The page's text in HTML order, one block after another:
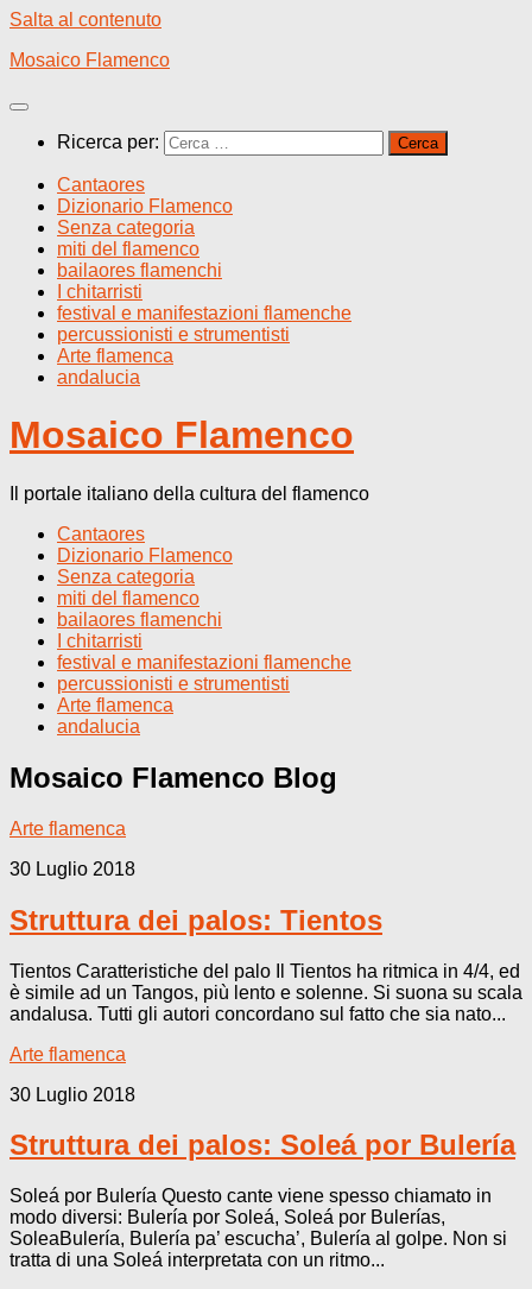
Salta al contenuto
Mosaico Flamenco
Ricerca per:
Cantaores
Dizionario Flamenco
Senza categoria
miti del flamenco
bailaores flamenchi
I chitarristi
festival e manifestazioni flamenche
percussionisti e strumentisti
Arte flamenca
andalucia
Mosaico Flamenco
Il portale italiano della cultura del flamenco
Cantaores
Dizionario Flamenco
Senza categoria
miti del flamenco
bailaores flamenchi
I chitarristi
festival e manifestazioni flamenche
percussionisti e strumentisti
Arte flamenca
andalucia
Mosaico Flamenco Blog
Arte flamenca
30 Luglio 2018
Struttura dei palos: Tientos
Tientos Caratteristiche del palo Il Tientos ha ritmica in 4/4, ed
è simile ad un Tangos, più lento e solenne. Si suona su scala
andalusa. Tutti gli autori concordano sul fatto che sia nato...
Arte flamenca
30 Luglio 2018
Struttura dei palos: Soleá por Bulería
Soleá por Bulería Questo cante viene spesso chiamato in
modo diversi: Bulería por Soleá, Soleá por Bulerías,
SoleaBulería, Bulería pa’ escucha’, Bulería al golpe. Non si
tratta di una Soleá interpretata con un ritmo...